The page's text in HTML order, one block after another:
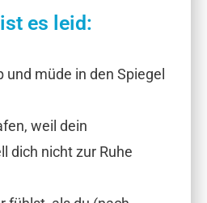
es leid:
und müde in den Spiegel
weil dein
dich nicht zur Ruhe